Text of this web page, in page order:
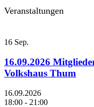
Veranstaltungen
16 Sep.
16.09.2026
Volkshaus Thum
16.09.2026
18:00 - 21:00